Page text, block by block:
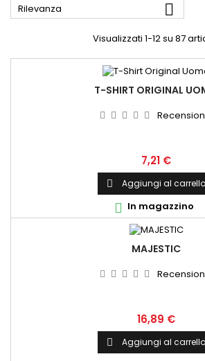
Rilevanza 
Visualizzati 1-12 su 87
T-SHIRT ORIGINAL
Prezzo
7,21 €
 Aggiungi al carrello
 In magazzino
MAJESTIC
Prezzo
16,89 €
 Aggiungi al carrello